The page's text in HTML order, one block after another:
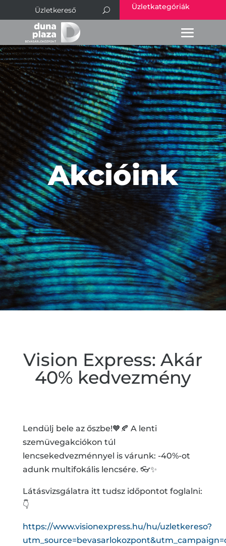
Üzletkategóriák
Akcióink
Vision Express: Akár
40% kedvezmény
Lendülj bele az őszbe!🧡🍂 A lenti
szemüvegakciókon túl
lencsekedvezménnyel is várunk: -40%-ot
adunk multifokális lencsére. 👓✨
Látásvizsgálatra itt tudsz időpontot foglalni:
👇
https://www.visionexpress.hu/hu/uzletkereso?